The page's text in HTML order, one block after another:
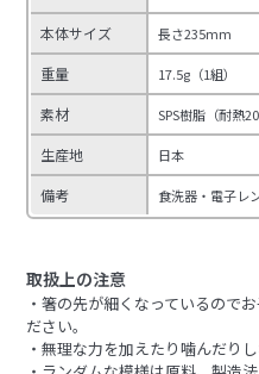
本体サイズ 長さ235mm
重量 17.5g（1組）
素材 SPS樹脂（耐熱
生産地 日本
備考 食洗器・電子レ
取扱上の注意
・箸の先が細くなっているので
ださい。
・無理な力を加えたり噛んだり